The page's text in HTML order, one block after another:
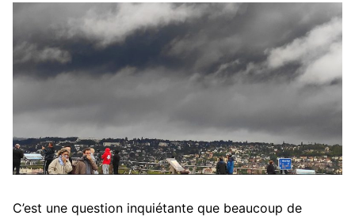
C’est une question inquiétante que beaucoup de